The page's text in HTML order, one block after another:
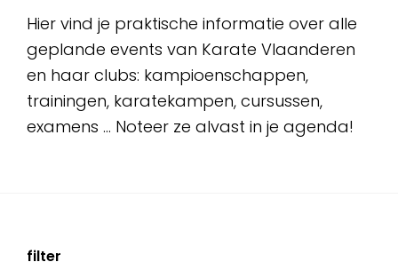
Hier vind je praktische informatie over alle
geplande events van Karate Vlaanderen
en haar clubs: kampioenschappen,
trainingen, karatekampen, cursussen,
examens … Noteer ze alvast in je agenda!
filter